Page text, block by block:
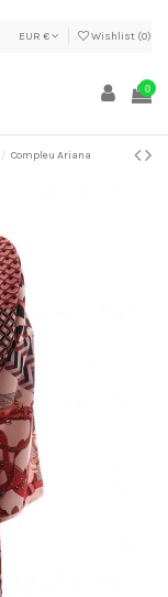
EUR € Wishlist (0)
0
Compleu Ariana